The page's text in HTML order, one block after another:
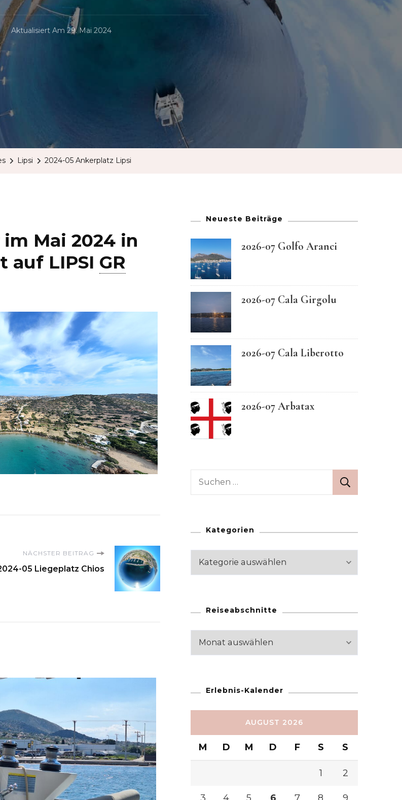
Spanish
Swedish
Aktualisiert Am 29. Mai 2024
Lipsi 2024-05 Ankerplatz Lipsi
Mai 2024 in
auf LIPSI GR
NÄCHSTER BEITRAG
05 Liegeplatz Chios
Neueste Beiträge
2026-07 Golfo Aranci
2026-07 Cala Girgolu
2026-07 Cala Liberotto
2026-07 Arbatax
Suchen
Kategorien
Kategorien
Reiseabschnitte
Reiseabschnitte
Erlebnis-Kalender
AUGUST 2026
M D M D F S S
1 2